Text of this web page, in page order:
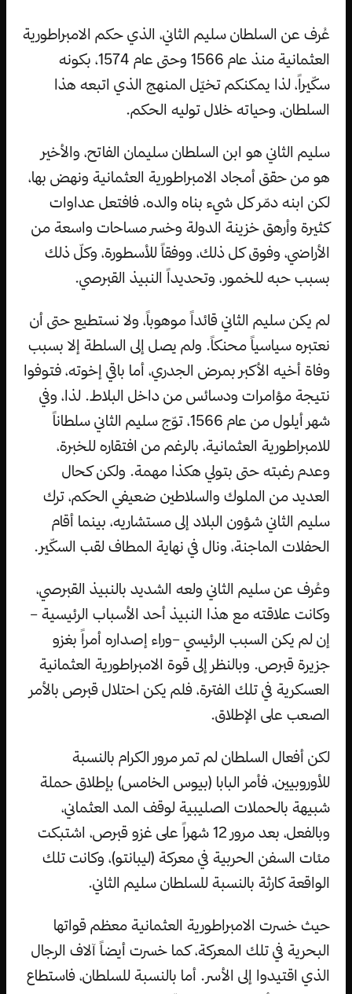
عُرف عن السلطان سليم الثاني، الذي حكم الامبراطورية
العثمانية منذ عام 1566 وحتى عام 1574، بكونه
سكّيراً، لذا يمكنكم تخيّل المنهج الذي اتبعه هذا
السلطان، وحياته خلال توليه الحكم.
سليم الثاني هو ابن السلطان سليمان الفاتح، والأخير
هو من حقق أمجاد الامبراطورية العثمانية ونهض بها،
لكن ابنه دمّر كل شيء بناه والده، فافتعل عداوات
كثيرة وأرهق خزينة الدولة وخسر مساحات واسعة من
الأراضي، وفوق كل ذلك، ووفقاً للأسطورة، وكلّ ذلك
بسبب حبه للخمور، وتحديداً النبيذ القبرصي.
لم يكن سليم الثاني قائداً موهوباً، ولا نستطيع حتى أن
نعتبره سياسياً محنكاً. ولم يصل إلى السلطة إلا بسبب
وفاة أخيه الأكبر بمرض الجدري، أما باقي إخوته، فتوفوا
نتيجة مؤامرات ودسائس من داخل البلاط. لذا، وفي
شهر أيلول من عام 1566، توّج سليم الثاني سلطاناً
للامبراطورية العثمانية، بالرغم من افتقاره للخبرة،
وعدم رغبته حتى بتولي هكذا مهمة. ولكن كحال
العديد من الملوك والسلاطين ضعيفي الحكم، ترك
سليم الثاني شؤون البلاد إلى مستشاريه، بينما أقام
الحفلات الماجنة، ونال في نهاية المطاف لقب السكّير.
وعُرف عن سليم الثاني ولعه الشديد بالنبيذ القبرصي،
وكانت علاقته مع هذا النبيذ أحد الأسباب الرئيسية –
إن لم يكن السبب الرئيسي –وراء إصداره أمراً بغزو
جزيرة قبرص. وبالنظر إلى قوة الامبراطورية العثمانية
العسكرية في تلك الفترة، فلم يكن احتلال قبرص بالأمر
الصعب على الإطلاق.
لكن أفعال السلطان لم تمر مرور الكرام بالنسبة
للأوروبيين، فأمر البابا (بيوس الخامس) بإطلاق حملة
شبيهة بالحملات الصليبية لوقف المد العثماني،
وبالفعل، بعد مرور 12 شهراً على غزو قبرص، اشتبكت
مئات السفن الحربية في معركة (ليبانتو)، وكانت تلك
الواقعة كارثة بالنسبة للسلطان سليم الثاني.
حيث خسرت الامبراطورية العثمانية معظم قواتها
البحرية في تلك المعركة، كما خسرت أيضاً آلاف الرجال
الذي اقتيدوا إلى الأسر. أما بالنسبة للسلطان، فاستطاع